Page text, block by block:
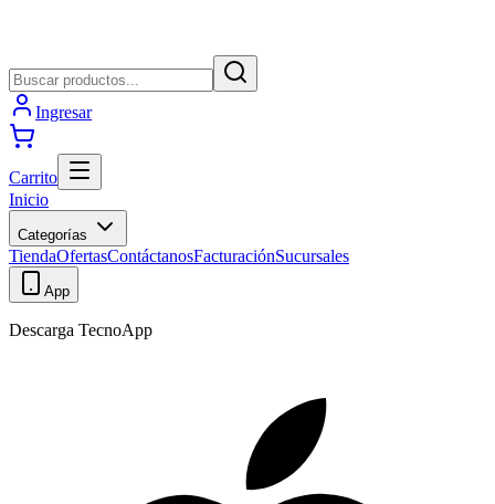
Ingresar
Carrito
Inicio
Categorías
TiendaOfertasContáctanosFacturaciónSucursales
App
Descarga TecnoApp